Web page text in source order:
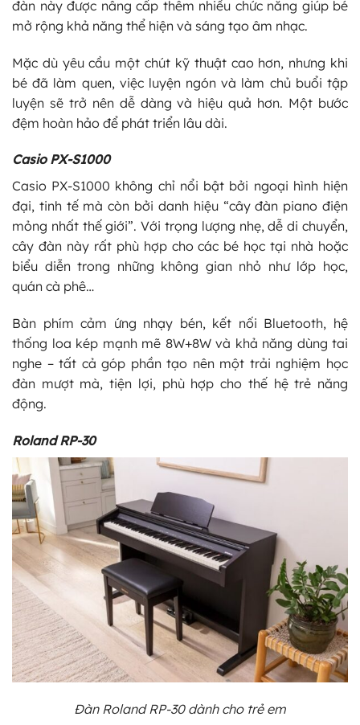
đàn này được nâng cấp thêm nhiều chức năng giúp bé
mở rộng khả năng thể hiện và sáng tạo âm nhạc.
Mặc dù yêu cầu một chút kỹ thuật cao hơn, nhưng khi
bé đã làm quen, việc luyện ngón và làm chủ buổi tập
luyện sẽ trở nên dễ dàng và hiệu quả hơn. Một bước
đệm hoàn hảo để phát triển lâu dài.
Casio PX-S1000
Casio PX-S1000 không chỉ nổi bật bởi ngoại hình hiện
đại, tinh tế mà còn bởi danh hiệu “cây đàn piano điện
mỏng nhất thế giới”. Với trọng lượng nhẹ, dễ di chuyển,
cây đàn này rất phù hợp cho các bé học tại nhà hoặc
biểu diễn trong những không gian nhỏ như lớp học,
quán cà phê…
Bàn phím cảm ứng nhạy bén, kết nối Bluetooth, hệ
thống loa kép mạnh mẽ 8W+8W và khả năng dùng tai
nghe – tất cả góp phần tạo nên một trải nghiệm học
đàn mượt mà, tiện lợi, phù hợp cho thế hệ trẻ năng
động.
Roland RP-30
Đàn Roland RP-30 dành cho trẻ em